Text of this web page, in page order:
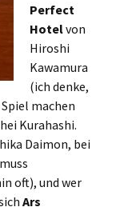
Perfect
Hotelvon
Hiroshi
Kawamura
(ich denke,
machen
Kurahashi.
Daimon, bei
oft), und wer
Ars